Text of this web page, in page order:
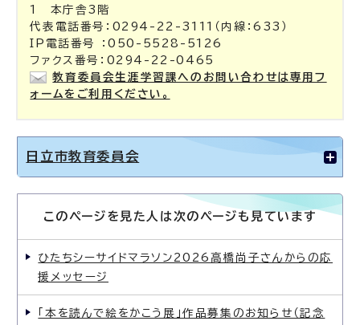
1 本庁舎3階
代表電話番号：0294-22-3111（内線：633）
IP電話番号 ：050-5528-5126
ファクス番号：0294-22-0465
教育委員会生涯学習課へのお問い合わせは専用フ
ォームをご利用ください。
日立市教育委員会
このページを見た人は次のページも見ています
ひたちシーサイドマラソン2026高橋尚子さんからの応
援メッセージ
「本を読んで絵をかこう展」作品募集のお知らせ（記念